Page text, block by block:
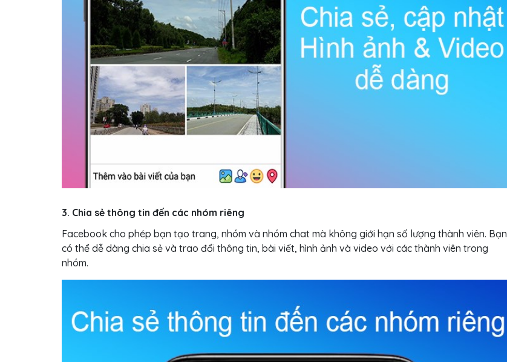
3. Chia sẻ thông tin đến các nhóm riêng
Facebook cho phép bạn tạo trang, nhóm và nhóm chat mà không giới hạn số lượng thành viên. Bạn
có thể dễ dàng chia sẻ và trao đổi thông tin, bài viết, hình ảnh và video với các thành viên trong
nhóm.